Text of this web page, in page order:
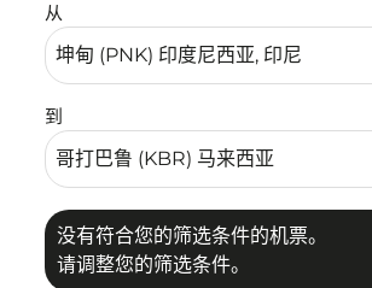
从
到
没有符合您的筛选条件的机票。
请调整您的筛选条件。